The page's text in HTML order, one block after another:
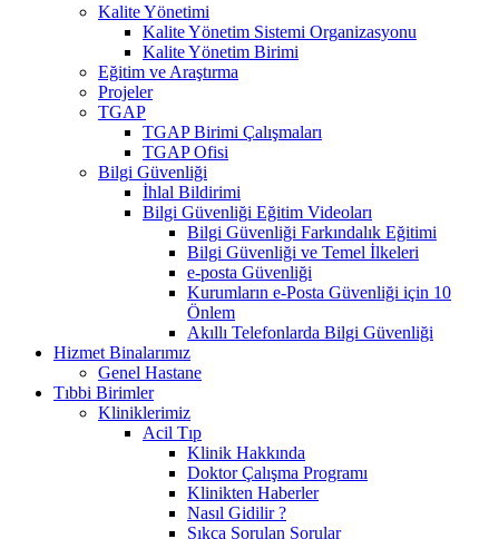
Kalite Yönetimi
Kalite Yönetim Sistemi Organizasyonu
Kalite Yönetim Birimi
Eğitim ve Araştırma
Projeler
TGAP
TGAP Birimi Çalışmaları
TGAP Ofisi
Bilgi Güvenliği
İhlal Bildirimi
Bilgi Güvenliği Eğitim Videoları
Bilgi Güvenliği Farkındalık Eğitimi
Bilgi Güvenliği ve Temel İlkeleri
e-posta Güvenliği
Kurumların e-Posta Güvenliği için 10
Önlem
Akıllı Telefonlarda Bilgi Güvenliği
Hizmet Binalarımız
Genel Hastane
Tıbbi Birimler
Kliniklerimiz
Acil Tıp
Klinik Hakkında
Doktor Çalışma Programı
Klinikten Haberler
Nasıl Gidilir ?
Sıkça Sorulan Sorular